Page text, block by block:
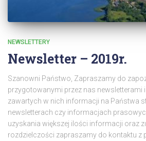
NEWSLETTERY
Newsletter – 2019r.
Szanowni Państwo, Zapraszamy do
przygotowanymi przez nas newsletterami
zawartych w nich informacji na Państwa
newsletterach czy informacjach
uzyskania większej ilości informacji oraz
rozdzielczości zapraszamy do kontaktu z